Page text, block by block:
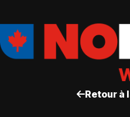
Retour à